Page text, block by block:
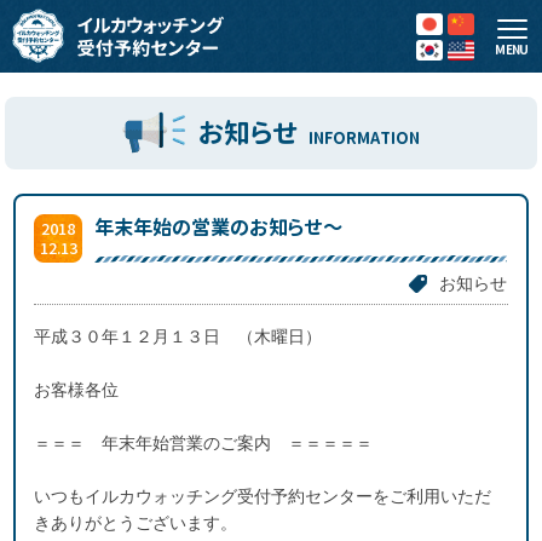
MENU
お知らせ INFORMATION
2018
12.13
年末年始の営業のお知らせ～
お知らせ
平成３０年１２月１３日 （木曜日）
お客様各位
＝＝＝ 年末年始営業のご案内 ＝＝＝＝＝
いつもイルカウォッチング受付予約センターをご利用いただ
きありがとうございます。